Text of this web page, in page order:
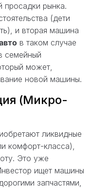
просадки рынка.
(дети
и вторая машина
в таком случае
семейный
может,
новой машины.
(Микро-
ликвидные
комфорт-класса),
Это уже
ищет машины
запчастями,